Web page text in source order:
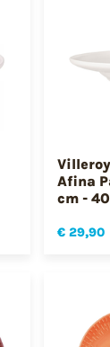
Afina
cm -
€ 29,90